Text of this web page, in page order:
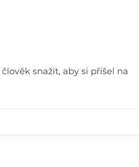
snažit, aby si přišel na